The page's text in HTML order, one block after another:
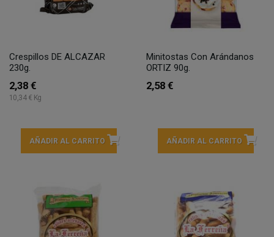
Crespillos DE ALCAZAR
230g.
2,38 €
10,34 € Kg
AÑADIR AL CARRITO
Minitostas Con Arándanos
ORTIZ 90g.
2,58 €
AÑADIR AL CARRITO